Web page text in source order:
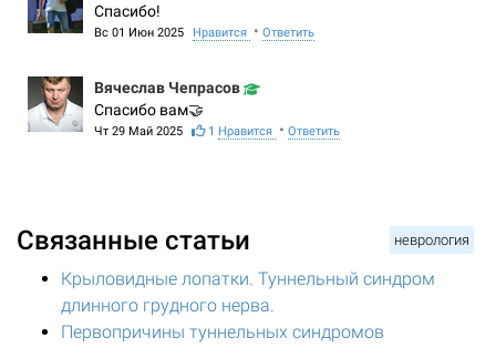
Спасибо!
Вс 01 Июн 2025 Нравится • Ответить
Вячеслав Чепрасов
Спасибо вам🤝
Чт 29 Май 2025 1 Нравится • Ответить
неврология
Связанные статьи
Крыловидные лопатки. Туннельный синдром
длинного грудного нерва.
Первопричины туннельных синдромов